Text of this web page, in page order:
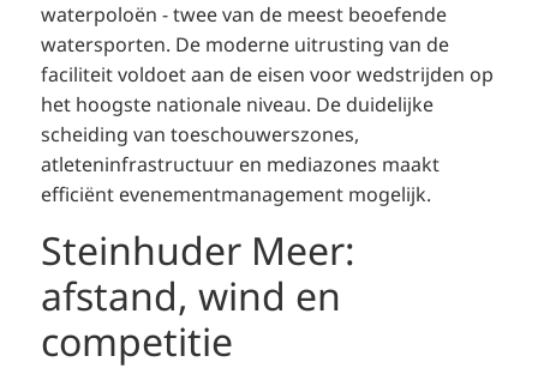
waterpoloën - twee van de meest beoefende
watersporten. De moderne uitrusting van de
faciliteit voldoet aan de eisen voor wedstrijden op
het hoogste nationale niveau. De duidelijke
scheiding van toeschouwerszones,
atleteninfrastructuur en mediazones maakt
efficiënt evenementmanagement mogelijk.
Steinhuder Meer:
afstand, wind en
competitie